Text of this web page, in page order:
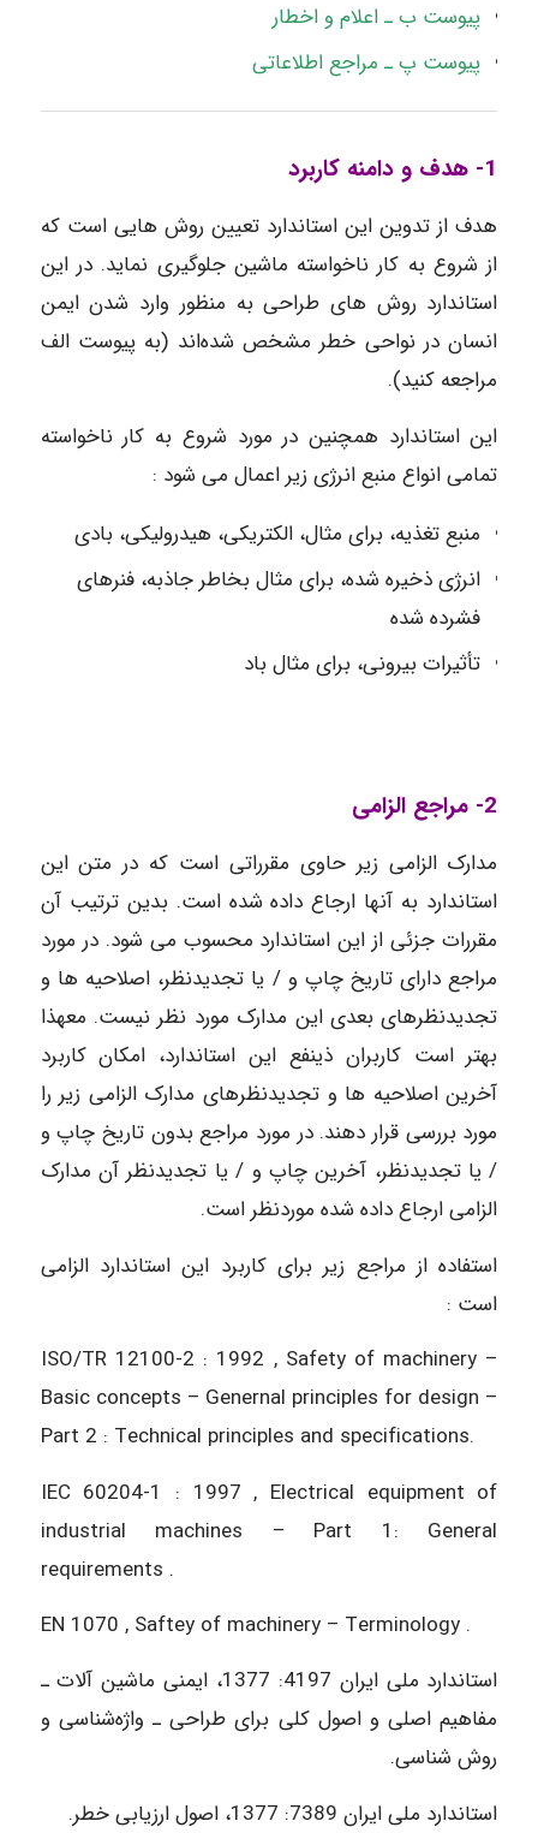
پیوست ب ـ اعلام و اخطار
پیوست پ ـ مراجع اطلاعاتی
1- هدف و دامنه کاربرد
هدف از تدوین این استاندارد تعیین روش هایی است که
از شروع به کار ناخواسته ماشین جلوگیری نماید. در این
استاندارد روش های طراحی به منظور وارد شدن ایمن
انسان در نواحی خطر مشخص شده‌اند (به پیوست الف
مراجعه کنید).
این استاندارد همچنین در مورد شروع به کار ناخواسته
تمامی انواع منبع انرژی زیر اعمال می شود :
منبع تغذیه، برای مثال، الکتریکی، هیدرولیکی، بادی
انرژی ذخیره شده، برای مثال بخاطر جاذبه، فنرهای
فشرده شده
تأثیرات بیرونی، برای مثال باد
2- مراجع الزامی
مدارک الزامی زیر حاوی مقرراتی است که در متن این
استاندارد به آنها ارجاع داده شده است. بدین ترتیب آن
مقررات جزئی از این استاندارد محسوب می شود. در مورد
مراجع دارای تاریخ چاپ و / یا تجدیدنظر، اصلاحیه ها و
تجدیدنظرهای بعدی این مدارک مورد نظر نیست. معهذا
بهتر است کاربران ذینفع این استاندارد، ‌امکان کاربرد
آخرین اصلاحیه ها و تجدیدنظرهای مدارک الزامی زیر را
مورد بررسی قرار دهند. در مورد مراجع بدون تاریخ چاپ و
/ یا تجدیدنظر، آخرین چاپ و / یا تجدیدنظر آن مدارک
الزامی ارجاع داده شده موردنظر است.
استفاده از مراجع زیر برای کاربرد این استاندارد الزامی
است :
ISO/TR 12100-2 : 1992 , Safety of machinery –
Basic concepts – Genernal principles for design –
Part 2 : Technical principles and specifications.
IEC 60204-1 : 1997 , Electrical equipment of
industrial machines – Part 1: General
requirements .
EN 1070 , Saftey of machinery – Terminology .
استاندارد ملی ایران 4197: 1377، ایمنی ماشین آلات ـ
مفاهیم اصلی و اصول کلی برای طراحی ـ واژه‌شناسی و
روش شناسی.
استاندارد ملی ایران 7389: 1377، اصول ارزیابی خطر.